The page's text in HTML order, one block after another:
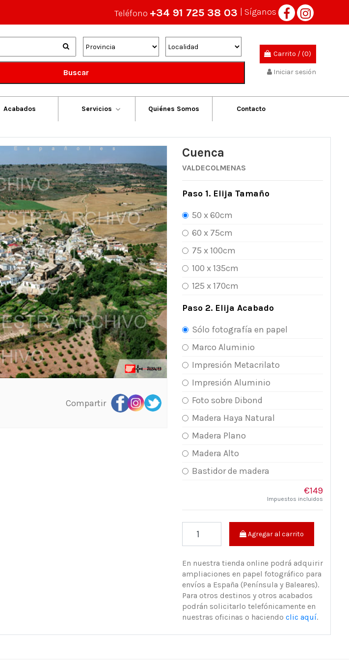
Teléfono +34 91 725 38 03 | Síganos
Buscar
Carrito /(0)
Iniciar sesión
Acabados Servicios Quiénes Somos Contacto
Compartir
Cuenca
VALDECOLMENAS
Paso 1. Elija Tamaño
50 x 60cm
60 x 75cm
75 x 100cm
100 x 135cm
125 x 170cm
Paso 2. Elija Acabado
Sólo fotografía en papel
Marco Aluminio
Impresión Metacrilato
Impresión Aluminio
Foto sobre Dibond
Madera Haya Natural
Madera Plano
Madera Alto
Bastidor de madera
€149
Impuestos incluidos
Agregar al carrito
En nuestra tienda online podrá adquirir
ampliaciones en papel fotográfico para
envíos a España (Península y Baleares).
Para otros destinos y otros acabados
podrán solicitarlo telefónicamente en
nuestras oficinas o haciendo clic aquí.